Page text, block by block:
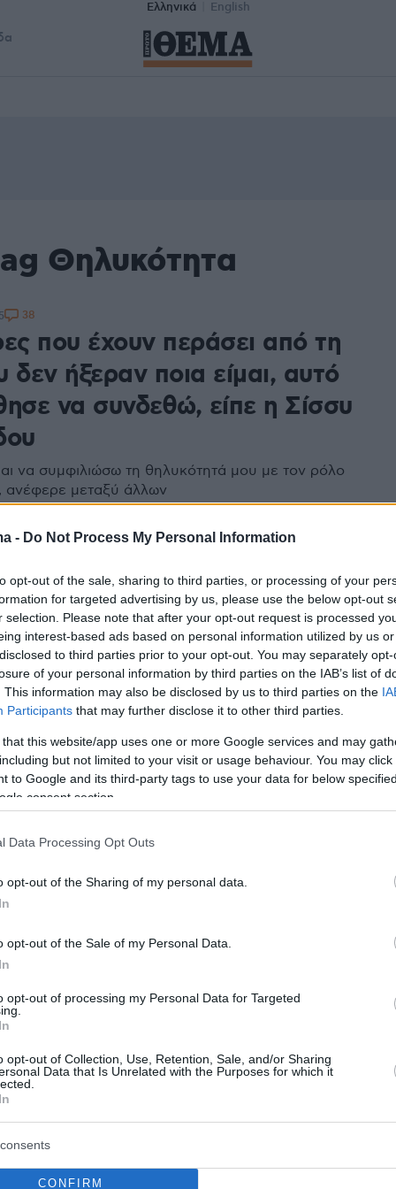
- Do Not Process My Personal Information
opt-out of the sale, sharing to third parties, or processing of your
for targeted advertising by us, please use the below opt-out
selection. Please note that after your opt-out request is processed
interest-based ads based on personal information utilized by us
to third parties prior to your opt-out. You may separately
of your personal information by third parties on the IAB’s list of
This information may also be disclosed by us to third parties on the
Participants that may further disclose it to other third parties.
that this website/app uses one or more Google services and may
but not limited to your visit or usage behaviour. You may
to Google and its third-party tags to use your data for below
consent section.
Data Processing Opt Outs
opt-out of the Sharing of my personal data.
opt-out of the Sale of my Personal Data.
opt-out of processing my Personal Data for Targeted
opt-out of Collection, Use, Retention, Sale, and/or Sharing
Data that Is Unrelated with the Purposes for which it
CONFIRM
Ελληνικά English
Θηλυκότητα
που έχουν περάσει από τη
δεν ήξεραν ποια είμαι, αυτό
να συνδεθώ, είπε η Σίσσυ
να συμφιλιώσω τη θηλυκότητά μου με τον ρόλο
ανέφερε μεταξύ άλλων
38
Αρναούτογλου: «Θα ήθελα
γυναίκα»
με τη θηλυκή μου πλευρά» πρόσθεσε με
που είχε με τον καλεσμένο του, Σταύρο
ισότητας των δύο φύλων - Δείτε το βίντεο
3
Μαραβέγιας: Όλοι έχουμε και
πλευρά, αλλά κάποιοι την
και τα μεγάλα προβλήματα, τα κόμπλεξ κι οι
με την ομοφοβία κλπ» τόνισε ο ερμηνευτής
Για τον «σκληρό» του
οι σύγχρονοι άνδρες
θηλυπρεπείς»
λέει, «τα άνανδρα γονίδιά τους»
ή μεγάλα; Τα γυναικεία
προτιμούν οι άντρες